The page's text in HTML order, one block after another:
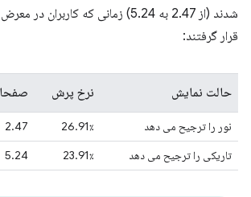
شدند (از 2.47 به 5.24) زمانی که
قرار گرفتند:
حالت نمایش نرخ پرش
نور را ترجیح می دهد 26.91٪
2.47
تاریکی را ترجیح می دهد
23.91٪ 5.24